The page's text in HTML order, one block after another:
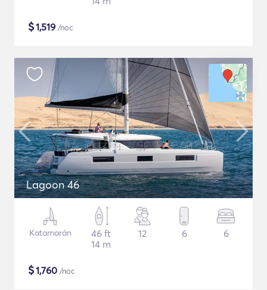
$1,519 /noc
Lagoon 46
Katamarán
46 ft
14 m
12 6 6
$1,760 /noc